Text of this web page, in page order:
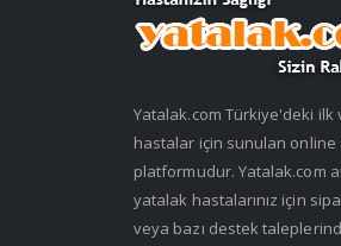
Yatalak.com Türkiye'deki ilk
hastalar için sunulan online
platformudur. Yatalak.com
yatalak hastalarınız için
veya bazı destek